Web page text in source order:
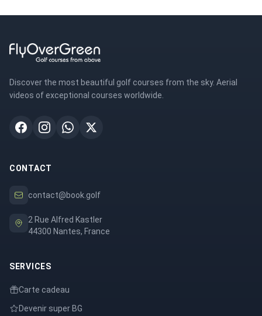
Discover the most beautiful golf courses from the sky. Aerial
videos of exceptional courses worldwide.
CONTACT
contact@book.golf
2 Rue Alfred Kastler
44300 Nantes, France
SERVICES
Carte cadeau
Devenir super BG